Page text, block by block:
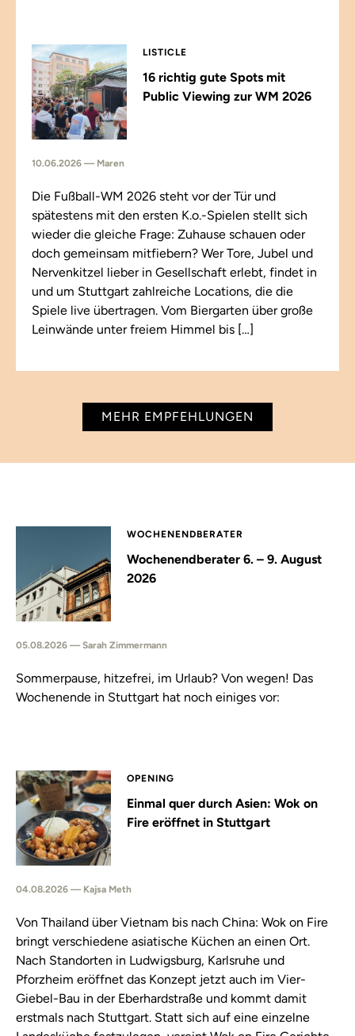
LISTICLE
16 richtig gute Spots mit
Public Viewing zur WM 2026
10.06.2026 — Maren
Die Fußball-WM 2026 steht vor der Tür und
spätestens mit den ersten K.o.-Spielen stellt sich
wieder die gleiche Frage: Zuhause schauen oder
doch gemeinsam mitfiebern? Wer Tore, Jubel und
Nervenkitzel lieber in Gesellschaft erlebt, findet in
und um Stuttgart zahlreiche Locations, die die
Spiele live übertragen. Vom Biergarten über große
Leinwände unter freiem Himmel bis […]
MEHR EMPFEHLUNGEN
WOCHENENDBERATER
Wochenendberater 6. – 9. August
2026
05.08.2026 — Sarah Zimmermann
Sommerpause, hitzefrei, im Urlaub? Von wegen! Das
Wochenende in Stuttgart hat noch einiges vor:
OPENING
Einmal quer durch Asien: Wok on
Fire eröffnet in Stuttgart
04.08.2026 — Kajsa Meth
Von Thailand über Vietnam bis nach China: Wok on Fire
bringt verschiedene asiatische Küchen an einen Ort.
Nach Standorten in Ludwigsburg, Karlsruhe und
Pforzheim eröffnet das Konzept jetzt auch im Vier-
Giebel-Bau in der Eberhardstraße und kommt damit
erstmals nach Stuttgart. Statt sich auf eine einzelne